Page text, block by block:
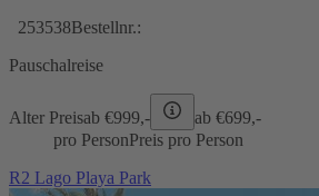
253538Bestellnr.:
Pauschalreise
Alter Preisab €999,- ab €699,-
pro PersonPreis pro Person
R2 Lago Playa Park